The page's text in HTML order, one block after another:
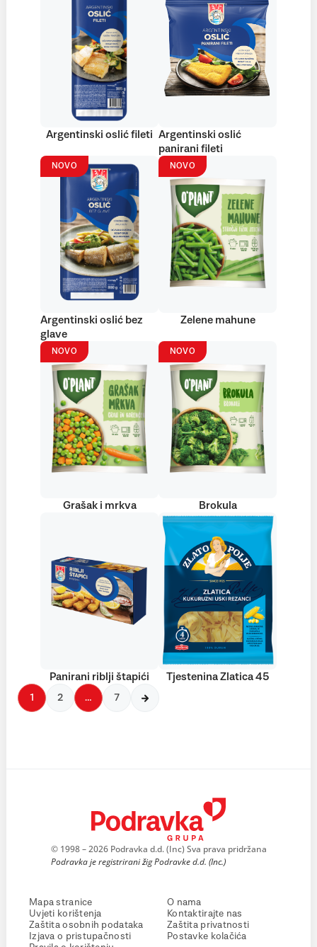
Argentinski oslić fileti Argentinski oslić
panirani fileti
NOVO
Argentinski oslić bez
glave
NOVO
Zelene mahune
NOVO
Grašak i mrkva
NOVO
Brokula
Panirani riblji štapići Tjestenina Zlatica 45
1 2 … 7
© 1998 – 2026 Podravka d.d. (Inc) Sva prava pridržana
Podravka je registrirani žig Podravke d.d. (Inc.)
Mapa stranice
Uvjeti korištenja
Zaštita osobnih podataka
Izjava o pristupačnosti
O nama
Kontaktirajte nas
Zaštita privatnosti
Postavke kolačića